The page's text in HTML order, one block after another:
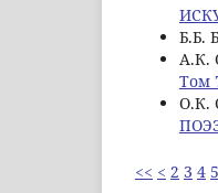
Б.Б.
A.К.
Том
О.К.
<< < 2 3 4 5